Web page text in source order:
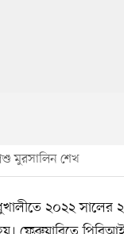
মুরসালিন শেখ
২০২২ সালের